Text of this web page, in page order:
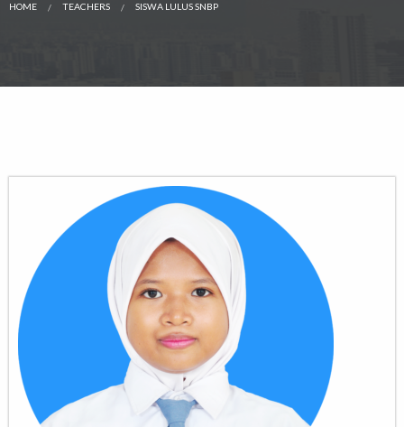
HOME TEACHERS CURRENT:
SISWA LULUS SNBP